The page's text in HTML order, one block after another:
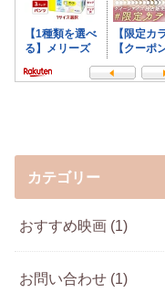
カテゴリー
おすすめ映画 (1)
お問い合わせ (1)